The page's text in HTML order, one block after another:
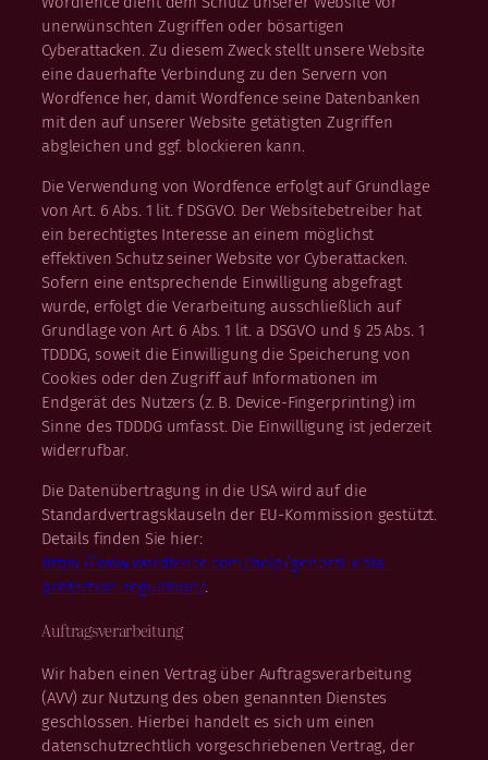
unerwünschten Zugriffen oder bösartigen
Cyberattacken. Zu diesem Zweck stellt unsere Website
eine dauerhafte Verbindung zu den Servern von
Wordfence her, damit Wordfence seine Datenbanken
mit den auf unserer Website getätigten Zugriffen
abgleichen und ggf. blockieren kann.
Die Verwendung von Wordfence erfolgt auf Grundlage
von Art. 6 Abs. 1 lit. f DSGVO. Der Websitebetreiber hat
ein berechtigtes Interesse an einem möglichst
effektiven Schutz seiner Website vor Cyberattacken.
Sofern eine entsprechende Einwilligung abgefragt
wurde, erfolgt die Verarbeitung ausschließlich auf
Grundlage von Art. 6 Abs. 1 lit. a DSGVO und § 25 Abs. 1
TDDDG, soweit die Einwilligung die Speicherung von
Cookies oder den Zugriff auf Informationen im
Endgerät des Nutzers (z. B. Device-Fingerprinting) im
Sinne des TDDDG umfasst. Die Einwilligung ist jederzeit
widerrufbar.
Die Datenübertragung in die USA wird auf die
Standardvertragsklauseln der EU-Kommission gestützt.
Details finden Sie hier:
https://www.wordfence.com/help/general-data-
protection-regulation/.
Auftragsverarbeitung
Wir haben einen Vertrag über Auftragsverarbeitung
(AVV) zur Nutzung des oben genannten Dienstes
geschlossen. Hierbei handelt es sich um einen
datenschutzrechtlich vorgeschriebenen Vertrag, der